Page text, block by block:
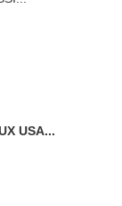
USA...